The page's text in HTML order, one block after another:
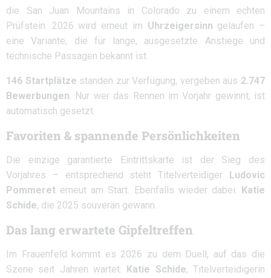
die San Juan Mountains in Colorado zu einem echten
Prüfstein. 2026 wird erneut im Uhrzeigersinn gelaufen –
eine Variante, die für lange, ausgesetzte Anstiege und
technische Passagen bekannt ist.
146 Startplätze standen zur Verfügung, vergeben aus 2.747
Bewerbungen. Nur wer das Rennen im Vorjahr gewinnt, ist
automatisch gesetzt.
Favoriten & spannende Persönlichkeiten
Die einzige garantierte Eintrittskarte ist der Sieg des
Vorjahres – entsprechend steht Titelverteidiger Ludovic
Pommeret erneut am Start. Ebenfalls wieder dabei: Katie
Schide, die 2025 souverän gewann.
Das lang erwartete Gipfeltreffen
Im Frauenfeld kommt es 2026 zu dem Duell, auf das die
Szene seit Jahren wartet: Katie Schide, Titelverteidigerin